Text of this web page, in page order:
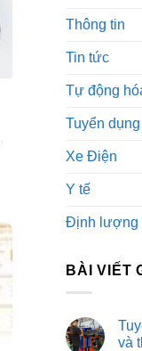
Thông tin
Tin tức
Tự động
Tuyển dụng
Xe Điện
Y tế
Định lượng
BÀI VIẾT
và